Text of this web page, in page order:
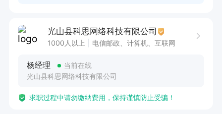
聘看到的光山县科思网络科技有限公司
1000人以上 电信邮政、计算机、互联网
杨经理
当前在线
光山县科思网络科技有限公司
求职过程中请勿缴纳费用，保持谨慎防止受骗！